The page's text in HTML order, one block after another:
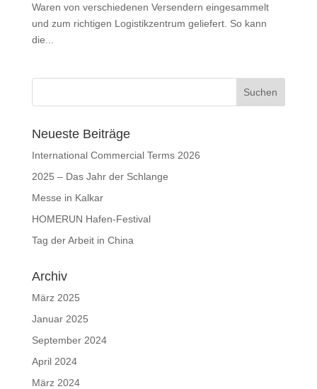
Waren von verschiedenen Versendern eingesammelt
und zum richtigen Logistikzentrum geliefert. So kann
die...
Neueste Beiträge
International Commercial Terms 2026
2025 – Das Jahr der Schlange
Messe in Kalkar
HOMERUN Hafen-Festival
Tag der Arbeit in China
Archiv
März 2025
Januar 2025
September 2024
April 2024
März 2024